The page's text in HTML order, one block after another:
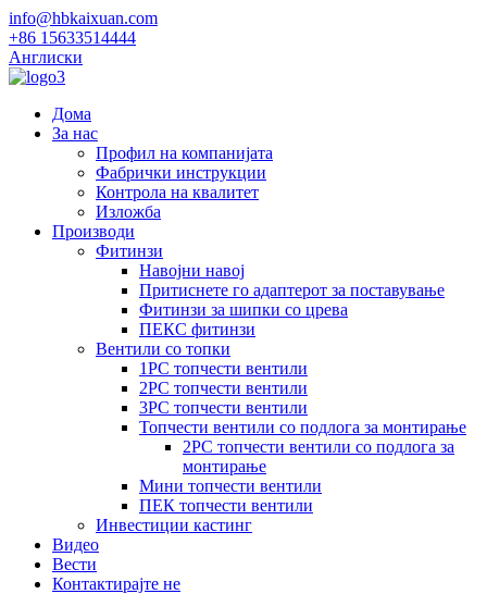
info@hbkaixuan.com
+86 15633514444
Англиски
Дома
За нас
Профил на компанијата
Фабрички инструкции
Контрола на квалитет
Изложба
Производи
Фитинзи
Навојни навој
Притиснете го адаптерот за поставување
Фитинзи за шипки со црева
ПЕКС фитинзи
Вентили со топки
1PC топчести вентили
2PC топчести вентили
3PC топчести вентили
Топчести вентили со подлога за монтирање
2PC топчести вентили со подлога за
монтирање
Мини топчести вентили
ПЕК топчести вентили
Инвестиции кастинг
Видео
Вести
Контактирајте не